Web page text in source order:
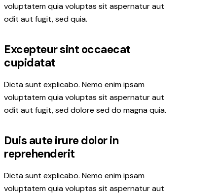
voluptatem quia voluptas sit aspernatur aut
odit aut fugit, sed quia.
Excepteur sint occaecat
cupidatat
Dicta sunt explicabo. Nemo enim ipsam
voluptatem quia voluptas sit aspernatur aut
odit aut fugit, sed dolore sed do magna quia.
Duis aute irure dolor in
reprehenderit
Dicta sunt explicabo. Nemo enim ipsam
voluptatem quia voluptas sit aspernatur aut